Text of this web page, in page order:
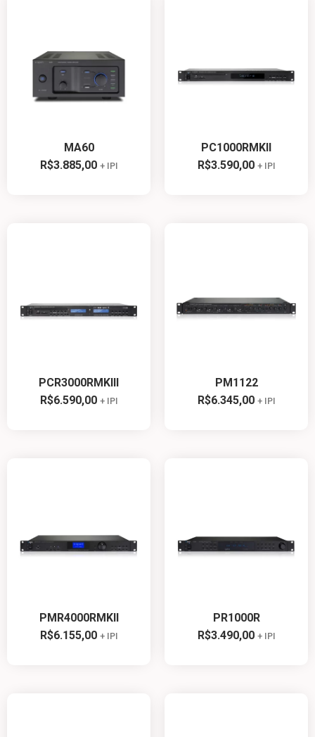
MA60
R$3.885,00 + IPI
PC1000RMKII
R$3.590,00 + IPI
PCR3000RMKIII
R$6.590,00 + IPI
PM1122
R$6.345,00 + IPI
PMR4000RMKII
R$6.155,00 + IPI
PR1000R
R$3.490,00 + IPI